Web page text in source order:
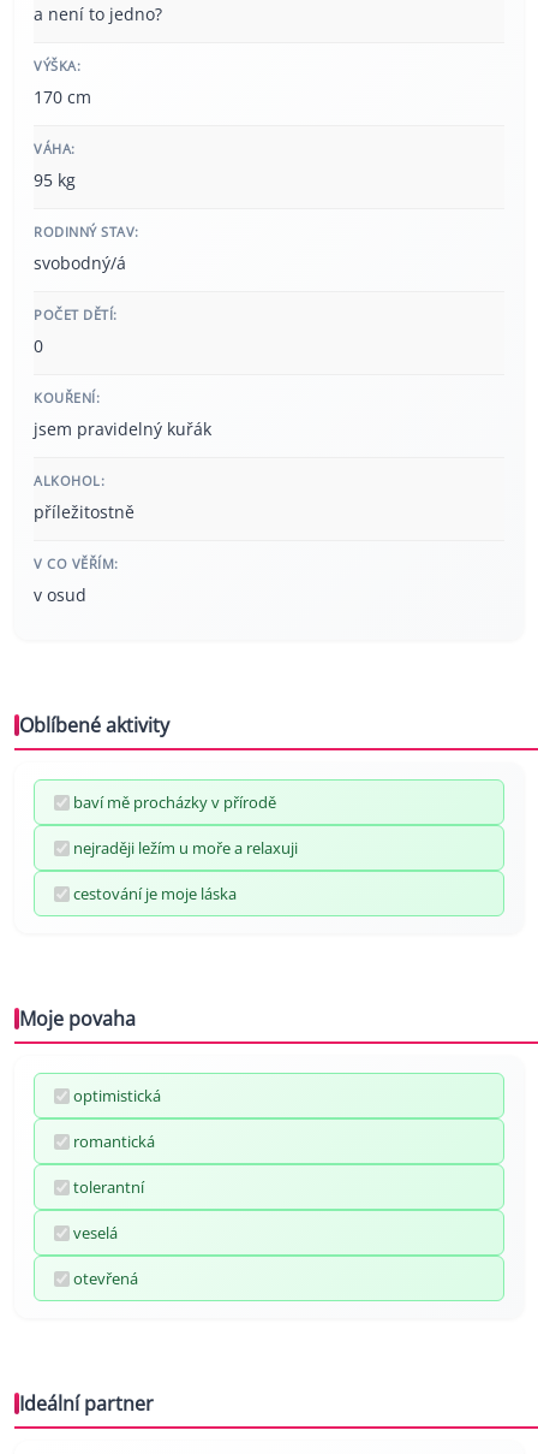
a není to jedno?
VÝŠKA:
170 cm
VÁHA:
95 kg
RODINNÝ STAV:
svobodný/á
POČET DĚTÍ:
0
KOUŘENÍ:
jsem pravidelný kuřák
ALKOHOL:
příležitostně
V CO VĚŘÍM:
v osud
Oblíbené aktivity
baví mě procházky v přírodě
nejraději ležím u moře a relaxuji
cestování je moje láska
Moje povaha
optimistická
romantická
tolerantní
veselá
otevřená
Ideální partner